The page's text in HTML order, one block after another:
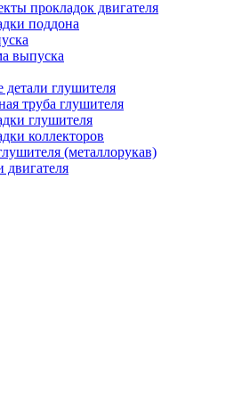
прокладок двигателя
поддона
выпуска
детали глушителя
труба глушителя
глушителя
коллекторов
(металлорукав)